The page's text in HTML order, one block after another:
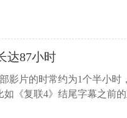
达87小时
影片的时常约为1个半小
如《复联4》结尾字幕之前